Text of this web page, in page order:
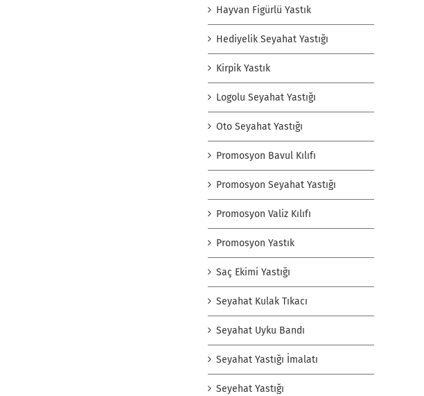
Hayvan Figürlü Yastık
Hediyelik Seyahat Yastığı
Kirpik Yastık
Logolu Seyahat Yastığı
Oto Seyahat Yastığı
Promosyon Bavul Kılıfı
Promosyon Seyahat Yastığı
Promosyon Valiz Kılıfı
Promosyon Yastık
Saç Ekimi Yastığı
Seyahat Kulak Tıkacı
Seyahat Uyku Bandı
Seyahat Yastığı İmalatı
Seyehat Yastığı